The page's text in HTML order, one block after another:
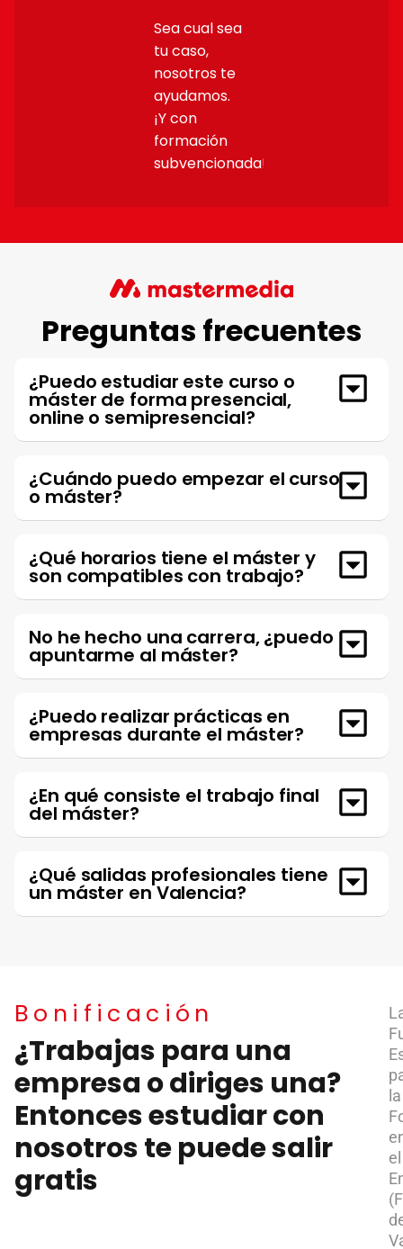
Sea cual sea
tu caso,
nosotros te
ayudamos.
¡Y con
formación
subvencionada!
Preguntas frecuentes
¿Puedo estudiar este curso o
máster de forma presencial,
online o semipresencial?
¿Cuándo puedo empezar el curso
o máster?
¿Qué horarios tiene el máster y
son compatibles con trabajo?
No he hecho una carrera, ¿puedo
apuntarme al máster?
¿Puedo realizar prácticas en
empresas durante el máster?
¿En qué consiste el trabajo final
del máster?
¿Qué salidas profesionales tiene
un máster en Valencia?
Bonificación
¿Trabajas para una
empresa o diriges una?
Entonces estudiar con
nosotros te puede salir
gratis
la
el